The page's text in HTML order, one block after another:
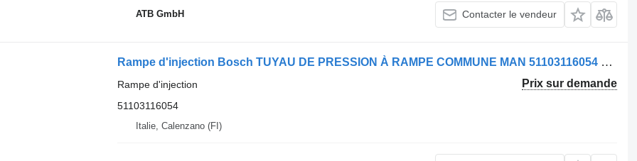
ATB GmbH Contacter le vendeur
Rampe d'injection Bosch TUYAU DE PRESSION À RAMPE COMMUNE MAN 51103116054 pour camion MAN
Prix sur demande
Rampe d'injection
51103116054
Italie, Calenzano (FI)